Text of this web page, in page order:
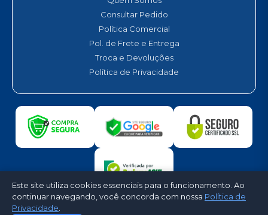
Consultar Pedido
Política Comercial
Pol. de Frete e Entrega
Troca e Devoluções
Política de Privacidade
Este site utiliza cookies essenciais para o funcionamento. Ao
continuar navegando, você concorda com nossa Política de
Privacidade